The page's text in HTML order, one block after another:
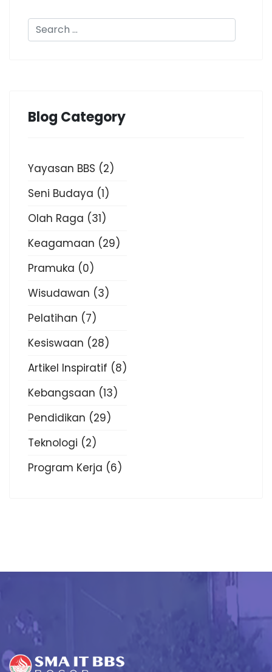
Blog Category
Yayasan BBS (2)
Seni Budaya (1)
Olah Raga (31)
Keagamaan (29)
Pramuka (0)
Wisudawan (3)
Pelatihan (7)
Kesiswaan (28)
Artikel Inspiratif (8)
Kebangsaan (13)
Pendidikan (29)
Teknologi (2)
Program Kerja (6)